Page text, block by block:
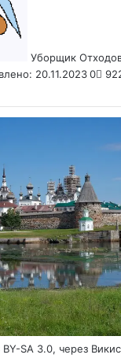
Уборщик
20.11.20230
SA 3.0, через